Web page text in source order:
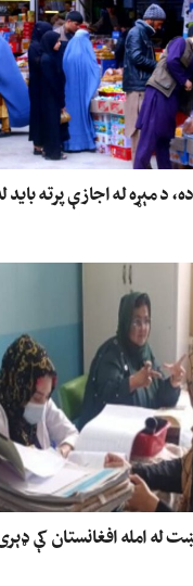
مېړه له اجازې پرته باید
له امله افغانستان کې